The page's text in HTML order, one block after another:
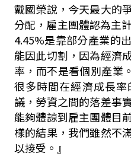
戴國榮說，今天最大的
分配，雇主團體認為主
4.45%是靠部分產業的
能因此切割，因為經濟
率，而不是看個別產業
很多時間在經濟成長
議，勞資之間的落差事
能夠體諒到雇主團體目
樣的結果，我們雖然不
以接受。』